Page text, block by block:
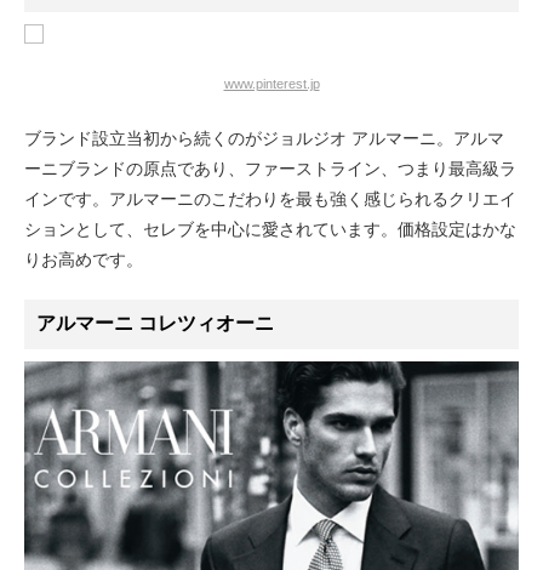
www.pinterest.jp
ブランド設立当初から続くのがジョルジオ アルマーニ。アルマ
ーニブランドの原点であり、ファーストライン、つまり最高級ラ
インです。アルマーニのこだわりを最も強く感じられるクリエイ
ションとして、セレブを中心に愛されています。価格設定はかな
りお高めです。
アルマーニ コレツィオーニ